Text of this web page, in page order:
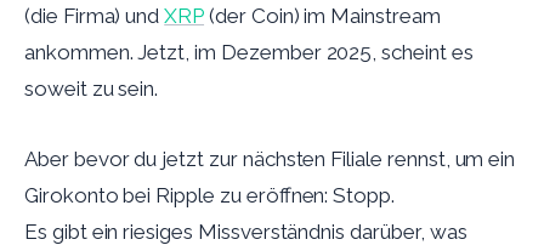
(die Firma) undXRP (der Coin) im Mainstream
ankommen. Jetzt, im Dezember 2025, scheint es
soweit zu sein.
Aber bevor du jetzt zur nächsten Filiale rennst, um ein
Girokonto bei Ripple zu eröffnen: Stopp.
Es gibt ein riesiges Missverständnis darüber, was